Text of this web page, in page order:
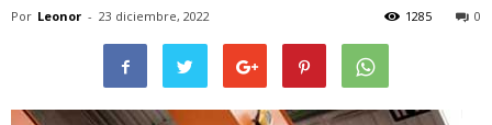
Por Leonor - 23 diciembre, 2022 0
1285